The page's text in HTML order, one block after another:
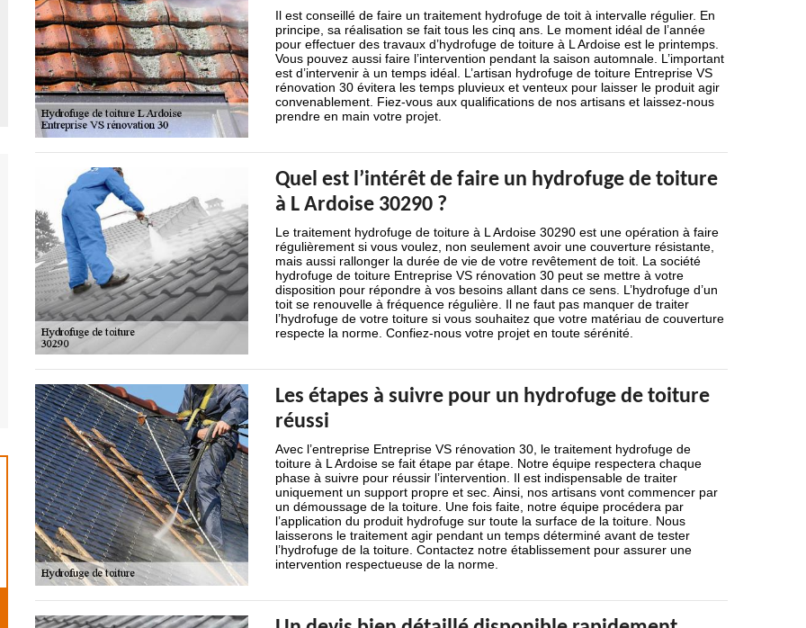
Il est conseillé de faire un traitement hydrofuge de toit à intervalle régulier. En
principe, sa réalisation se fait tous les cinq ans. Le moment idéal de l’année
pour effectuer des travaux d’hydrofuge de toiture à L Ardoise est le printemps.
Vous pouvez aussi faire l’intervention pendant la saison automnale. L’important
est d’intervenir à un temps idéal. L’artisan hydrofuge de toiture Entreprise VS
rénovation 30 évitera les temps pluvieux et venteux pour laisser le produit agir
convenablement. Fiez-vous aux qualifications de nos artisans et laissez-nous
prendre en main votre projet.
Quel est l’intérêt de faire un hydrofuge de toiture
à L Ardoise 30290 ?
Le traitement hydrofuge de toiture à L Ardoise 30290 est une opération à faire
régulièrement si vous voulez, non seulement avoir une couverture résistante,
mais aussi rallonger la durée de vie de votre revêtement de toit. La société
hydrofuge de toiture Entreprise VS rénovation 30 peut se mettre à votre
disposition pour répondre à vos besoins allant dans ce sens. L’hydrofuge d’un
toit se renouvelle à fréquence régulière. Il ne faut pas manquer de traiter
l’hydrofuge de votre toiture si vous souhaitez que votre matériau de couverture
respecte la norme. Confiez-nous votre projet en toute sérénité.
Les étapes à suivre pour un hydrofuge de toiture
réussi
Avec l’entreprise Entreprise VS rénovation 30, le traitement hydrofuge de
toiture à L Ardoise se fait étape par étape. Notre équipe respectera chaque
phase à suivre pour réussir l’intervention. Il est indispensable de traiter
uniquement un support propre et sec. Ainsi, nos artisans vont commencer par
un démoussage de la toiture. Une fois faite, notre équipe procédera par
l’application du produit hydrofuge sur toute la surface de la toiture. Nous
laisserons le traitement agir pendant un temps déterminé avant de tester
l’hydrofuge de la toiture. Contactez notre établissement pour assurer une
intervention respectueuse de la norme.